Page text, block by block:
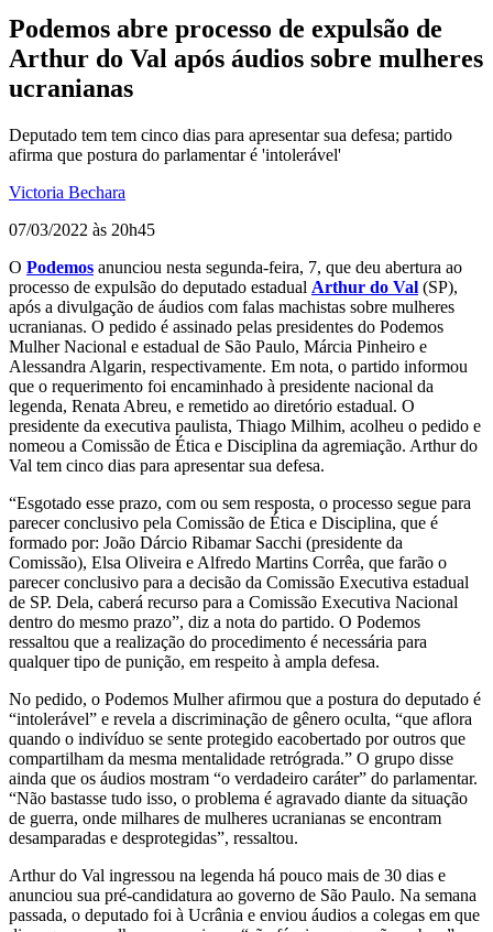
Podemos abre processo de expulsão de
Arthur do Val após áudios sobre mulheres
ucranianas
Deputado tem tem cinco dias para apresentar sua defesa; partido
afirma que postura do parlamentar é 'intolerável'
Victoria Bechara
07/03/2022 às 20h45
O Podemos anunciou nesta segunda-feira, 7, que deu abertura ao
processo de expulsão do deputado estadual Arthur do Val (SP),
após a divulgação de áudios com falas machistas sobre mulheres
ucranianas. O pedido é assinado pelas presidentes do Podemos
Mulher Nacional e estadual de São Paulo, Márcia Pinheiro e
Alessandra Algarin, respectivamente. Em nota, o partido informou
que o requerimento foi encaminhado à presidente nacional da
legenda, Renata Abreu, e remetido ao diretório estadual. O
presidente da executiva paulista, Thiago Milhim, acolheu o pedido e
nomeou a Comissão de Ética e Disciplina da agremiação. Arthur do
Val tem cinco dias para apresentar sua defesa.
“Esgotado esse prazo, com ou sem resposta, o processo segue para
parecer conclusivo pela Comissão de Ética e Disciplina, que é
formado por: João Dárcio Ribamar Sacchi (presidente da
Comissão), Elsa Oliveira e Alfredo Martins Corrêa, que farão o
parecer conclusivo para a decisão da Comissão Executiva estadual
de SP. Dela, caberá recurso para a Comissão Executiva Nacional
dentro do mesmo prazo”, diz a nota do partido. O Podemos
ressaltou que a realização do procedimento é necessária para
qualquer tipo de punição, em respeito à ampla defesa.
No pedido, o Podemos Mulher afirmou que a postura do deputado é
“intolerável” e revela a discriminação de gênero oculta, “que aflora
quando o indivíduo se sente protegido eacobertado por outros que
compartilham da mesma mentalidade retrógrada.” O grupo disse
ainda que os áudios mostram “o verdadeiro caráter” do parlamentar.
“Não bastasse tudo isso, o problema é agravado diante da situação
de guerra, onde milhares de mulheres ucranianas se encontram
desamparadas e desprotegidas”, ressaltou.
Arthur do Val ingressou na legenda há pouco mais de 30 dias e
anunciou sua pré-candidatura ao governo de São Paulo. Na semana
passada, o deputado foi à Ucrânia e enviou áudios a colegas em que